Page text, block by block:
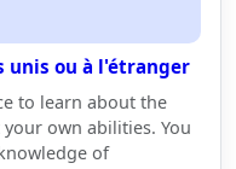
unis ou à l'étranger
to learn about the
own abilities. You
of